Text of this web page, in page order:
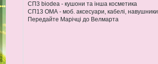
СП3 biodea - кушони та інша косметика
СП13 ОМА - моб. аксесуари, кабелі, навушники
Передайте Марічці до Велмарта